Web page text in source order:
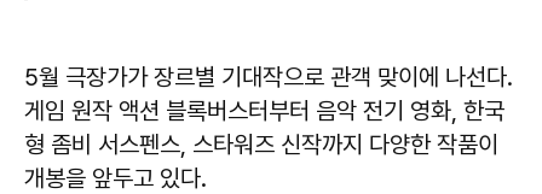
5월 극장가가 장르별 기대작으로 관객 맞이에 나선다.
게임 원작 액션 블록버스터부터 음악 전기 영화, 한국
형 좀비 서스펜스, 스타워즈 신작까지 다양한 작품이
개봉을 앞두고 있다.